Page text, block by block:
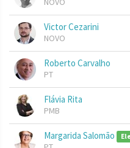
Victor Cezarini
NOVO
Roberto Carvalho
PT
Flávia Rita
PMB
Margarida Salomão